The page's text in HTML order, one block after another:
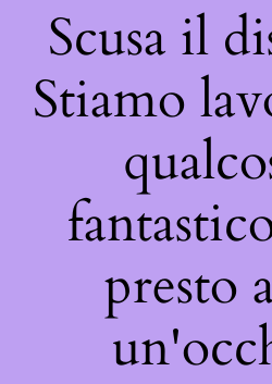
Scusa il
Stiamo
presto